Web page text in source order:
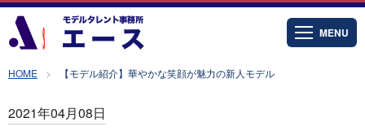
MENU
HOME 【モデル紹介】華やかな笑顔が魅力の新人モデル
2021年04月08日